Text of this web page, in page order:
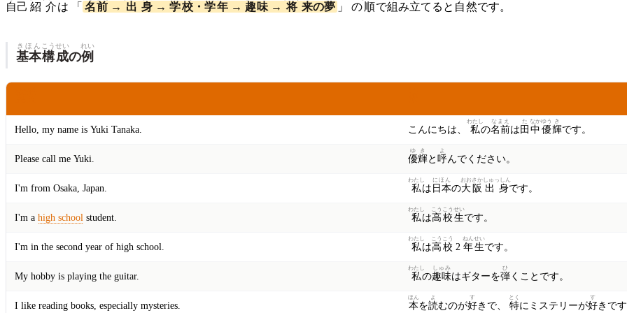
自己 紹介は 「 名前 → 出 身 → 学校 ・ 学年 → 趣味 → 将 来の夢 」 の順で組み立てると 自然です。
基本
きほん
構
こう
成
せい
の例
れい
Hello, my name is Yuki Tanaka. こんにちは、 私
わたし
の名前
なまえ
は 田
た
中
なか
優
ゆう
輝
き
です。
Please call me Yuki. 優輝
ゆき
と 呼
よ
んでください。
I'm from Osaka, Japan. 私
わたし
は 日本
にほん
の大
おお
阪
さか
出身
しゅっしん
です。
I'm a high school student. 私
わたし
は高校生
こうこうせい
です。
I'm in the second year of high school. 私
わたし
は高校
こうこう
2 年生
ねんせい
です。
My hobby is playing the guitar. 私
わたし
の趣味
しゅみ
はギターを弾
ひ
くことです。
I like reading books, especially mysteries. 本
ほん
を読
よ
むのが好
す
きで、 特
とく
にミステリーが好
す
きで